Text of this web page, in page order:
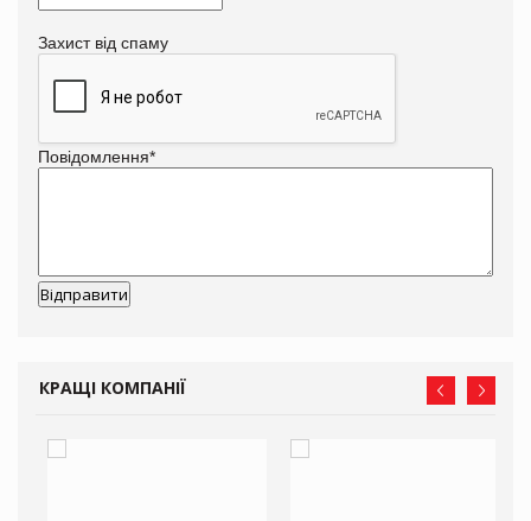
Захист від спаму
Повідомлення*
КРАЩІ КОМПАНІЇ